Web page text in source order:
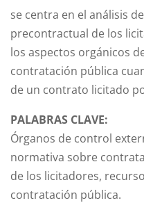
se centra en el análisis
precontractual de los
los aspectos orgánicos
contratación pública
de un contrato licitado
PALABRAS CLAVE:
Órganos de control
normativa sobre
de los licitadores,
contratación pública.